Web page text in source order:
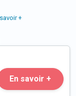
+
En savoir +